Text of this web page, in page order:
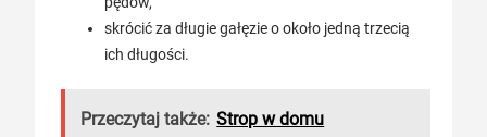
skrócić za długie gałęzie o około jedną trzecią
ich długości.
Przeczytaj także: Strop w domu